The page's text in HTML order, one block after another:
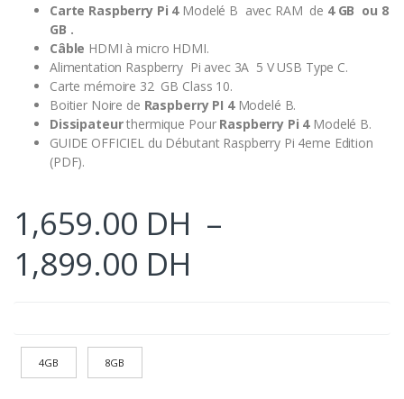
Carte Raspberry Pi 4Modelé B avec RAM de 4 GB ou 8
GB .
Câble HDMI à micro HDMI.
Alimentation Raspberry Pi avec 3A 5 V USB Type C.
Carte mémoire 32 GB Class 10.
Boitier Noire de Raspberry PI 4Modelé B.
Dissipateurthermique Pour Raspberry Pi 4Modelé B.
GUIDE OFFICIEL du Débutant Raspberry Pi 4eme Edition
(PDF).
1,659.00 DH –
1,899.00 DH
4GB 8GB